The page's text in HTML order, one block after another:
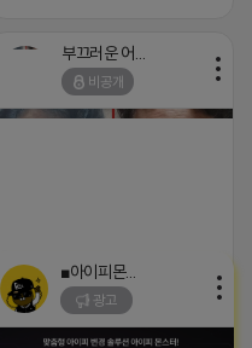
▶▶ AI비실계정 UI제공 기본블
400원~ 247활성 500원~ --------
--------------------------- ▶▶ AI실
계정 A타입...
비공개
https://m.blog.naver.com/
recommendTrackingCode=0
2026-04-17 15:30 댓글: 0개
■아이피몬스터■
광고